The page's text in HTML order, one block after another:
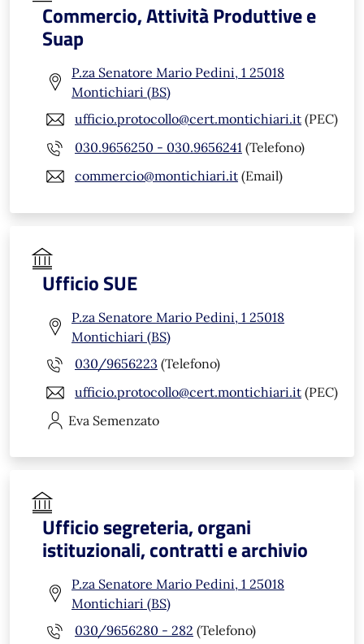
Commercio, Attività Produttive e
Suap
P.za Senatore Mario Pedini, 1 25018
Montichiari (BS)
ufficio.protocollo@cert.montichiari.it (PEC)
030.9656250 - 030.9656241 (Telefono)
commercio@montichiari.it (Email)
Ufficio SUE
P.za Senatore Mario Pedini, 1 25018
Montichiari (BS)
030/9656223 (Telefono)
ufficio.protocollo@cert.montichiari.it (PEC)
Eva Semenzato
Ufficio segreteria, organi
istituzionali, contratti e archivio
P.za Senatore Mario Pedini, 1 25018
Montichiari (BS)
030/9656280 - 282 (Telefono)